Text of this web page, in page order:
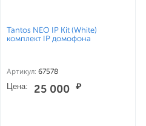
Tantos NEO IP Kit (White)
комплект IP домофона
Артикул: 67578
Цена: 25 000 ₽